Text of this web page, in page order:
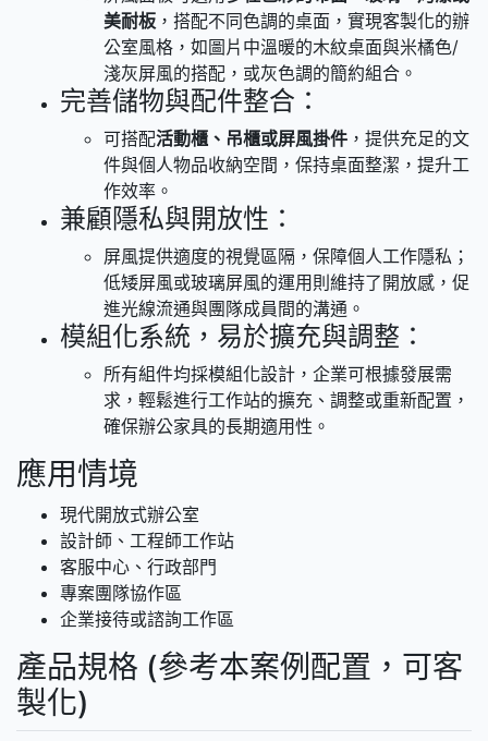
美耐板 ，搭配不同色調的桌面，實現客製化的辦
公室風格，如圖片中溫暖的木紋桌面與米橘色/
淺灰屏風的搭配，或灰色調的簡約組合。
完善儲物與配件整合：
可搭配活動櫃、吊櫃或屏風掛件 ，提供充足的文
件與個人物品收納空間，保持桌面整潔，提升工
作效率。
兼顧隱私與開放性：
屏風提供適度的視覺區隔，保障個人工作隱私；
低矮屏風或玻璃屏風的運用則維持了開放感，促
進光線流通與團隊成員間的溝通。
模組化系統，易於擴充與調整：
所有組件均採模組化設計，企業可根據發展需
求，輕鬆進行工作站的擴充、調整或重新配置，
確保辦公家具的長期適用性。
應用情境
現代開放式辦公室
設計師、工程師工作站
客服中心、行政部門
專案團隊協作區
企業接待或諮詢工作區
產品規格 (參考本案例配置，可客
製化)